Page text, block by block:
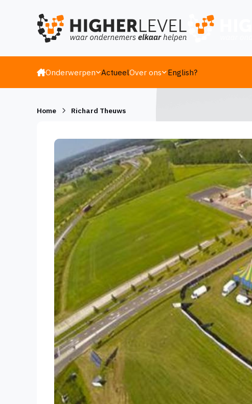
Onderwerpen ActueelOver ons English?
Home Richard Theuws